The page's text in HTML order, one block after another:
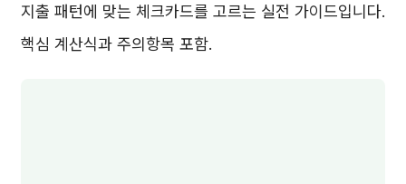
지출 패턴에 맞는 체크카드를 고르는 실전 가이드입니다.
핵심 계산식과 주의항목 포함.